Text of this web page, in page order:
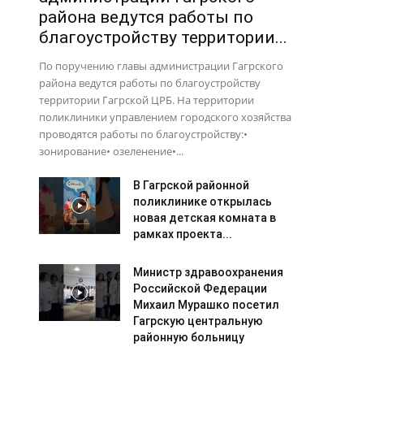
района ведутся работы по
благоустройству территории...
По поручению главы администрации Гагрского
района ведутся работы по благоустройству
территории Гагрской ЦРБ. На территории
поликлиники управлением городского хозяйства
проводятся работы по благоустройству:•
зонирование• озеленение•...
В Гагрской районной
поликлинике открылась
новая детская комната в
рамках проекта...
Министр здравоохранения
Российской Федерации
Михаил Мурашко посетил
Гагрскую центральную
районную больницу